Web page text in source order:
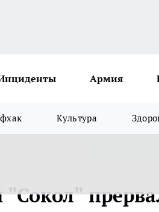
Армия
Культура
"Сокол"